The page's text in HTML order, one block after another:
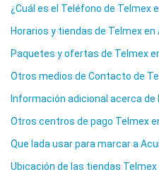
¿Cuál es el Teléfono de Telmex
Horarios y tiendas de Telmex en
Paquetes y ofertas de Telmex
Otros medios de Contacto de
Información adicional acerca de
Otros centros de pago Telmex
Que lada usar para marcar a
Ubicación de las tiendas Telmex